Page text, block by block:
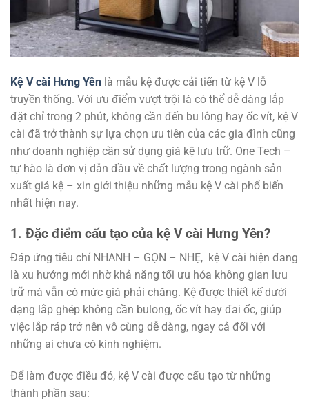
Kệ V cài Hưng Yên là mẫu kệ được cải tiến từ kệ V lỗ
truyền thống. Với ưu điểm vượt trội là có thể dễ dàng lắp
đặt chỉ trong 2 phút, không cần đến bu lông hay ốc vít, kệ V
cài đã trở thành sự lựa chọn ưu tiên của các gia đình cũng
như doanh nghiệp cần sử dụng giá kệ lưu trữ. One Tech –
tự hào là đơn vị dẫn đầu về chất lượng trong ngành sản
xuất giá kệ – xin giới thiệu những mẫu kệ V cài phổ biến
nhất hiện nay.
1. Đặc điểm cấu tạo của kệ V cài Hưng Yên?
Đáp ứng tiêu chí NHANH – GỌN – NHẸ, kệ V cài hiện đang
là xu hướng mới nhờ khả năng tối ưu hóa không gian lưu
trữ mà vẫn có mức giá phải chăng. Kệ được thiết kế dưới
dạng lắp ghép không cần bulong, ốc vít hay đai ốc, giúp
việc lắp ráp trở nên vô cùng dễ dàng, ngay cả đối với
những ai chưa có kinh nghiệm.
Để làm được điều đó, kệ V cài được cấu tạo từ những
thành phần sau: